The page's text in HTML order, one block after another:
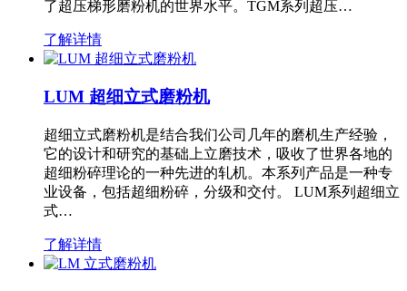
了超压梯形磨粉机的世界水平。TGM系列超压…
了解详情
LUM 超细立式磨粉机
超细立式磨粉机是结合我们公司几年的磨机生产经验，
它的设计和研究的基础上立磨技术，吸收了世界各地的
超细粉碎理论的一种先进的轧机。本系列产品是一种专
业设备，包括超细粉碎，分级和交付。 LUM系列超细立
式…
了解详情